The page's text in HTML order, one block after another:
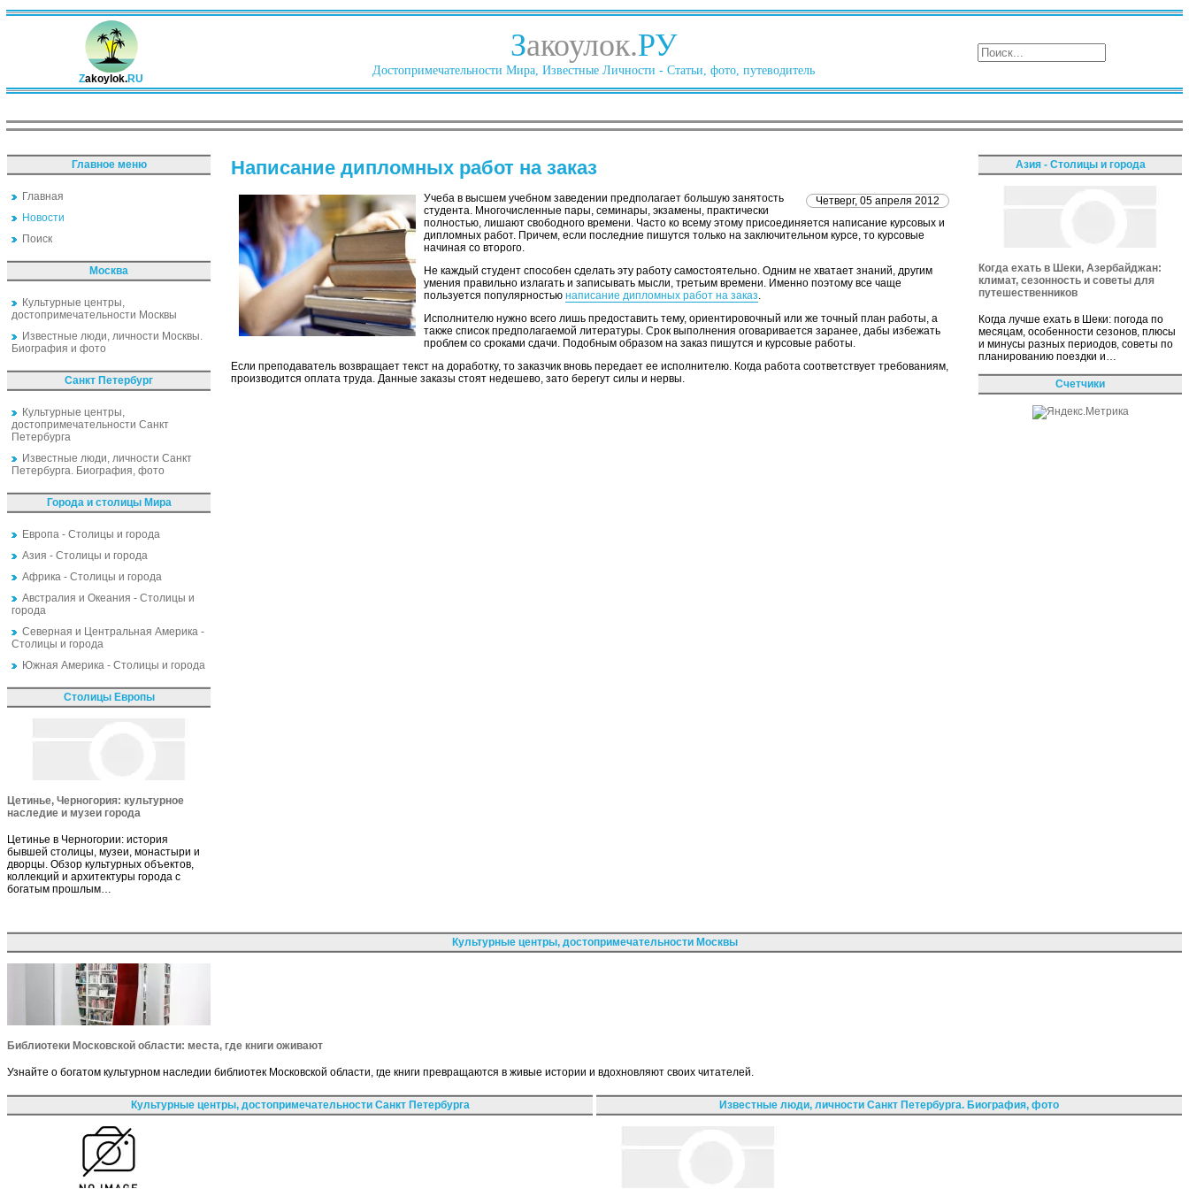
Zakoylok.RU
Закоулок.РУ
Достопримечательности Мира, Известные Личности - Статьи, фото, путеводитель
Главное меню
Главная
Новости
Поиск
Москва
Культурные центры,
достопримечательности Москвы
Известные люди, личности Москвы.
Биография и фото
Санкт Петербург
Культурные центры,
достопримечательности Санкт
Петербурга
Известные люди, личности Санкт
Петербурга. Биография, фото
Города и столицы Мира
Европа - Столицы и города
Азия - Столицы и города
Африка - Столицы и города
Австралия и Океания - Столицы и
города
Северная и Центральная Америка -
Столицы и города
Южная Америка - Столицы и города
Столицы Европы
Цетинье, Черногория: культурное
наследие и музеи города
Цетинье в Черногории: история
бывшей столицы, музеи, монастыри и
дворцы. Обзор культурных объектов,
коллекций и архитектуры города с
богатым прошлым…
Написание дипломных работ на заказ
Четверг, 05 апреля 2012
Учеба в высшем учебном заведении предполагает большую занятость
студента. Многочисленные пары, семинары, экзамены, практически
полностью, лишают свободного времени. Часто ко всему этому присоединяется написание курсовых и
дипломных работ. Причем, если последние пишутся только на заключительном курсе, то курсовые
начиная со второго.
Не каждый студент способен сделать эту работу самостоятельно. Одним не хватает знаний, другим
умения правильно излагать и записывать мысли, третьим времени. Именно поэтому все чаще
пользуется популярностью написание дипломных работ на заказ.
Исполнителю нужно всего лишь предоставить тему, ориентировочный или же точный план работы, а
также список предполагаемой литературы. Срок выполнения оговаривается заранее, дабы избежать
проблем со сроками сдачи. Подобным образом на заказ пишутся и курсовые работы.
Если преподаватель возвращает текст на доработку, то заказчик вновь передает ее исполнителю. Когда работа соответствует требованиям,
производится оплата труда. Данные заказы стоят недешево, зато берегут силы и нервы.
Азия - Столицы и города
Когда ехать в Шеки, Азербайджан:
климат, сезонность и советы для
путешественников
Когда лучше ехать в Шеки: погода по
месяцам, особенности сезонов, плюсы
и минусы разных периодов, советы по
планированию поездки и…
Счетчики
Культурные центры, достопримечательности Москвы
Библиотеки Московской области: места, где книги оживают
Узнайте о богатом культурном наследии библиотек Московской области, где книги превращаются в живые истории и вдохновляют своих читателей.
Культурные центры, достопримечательности Санкт Петербурга Известные люди, личности Санкт Петербурга. Биография, фото